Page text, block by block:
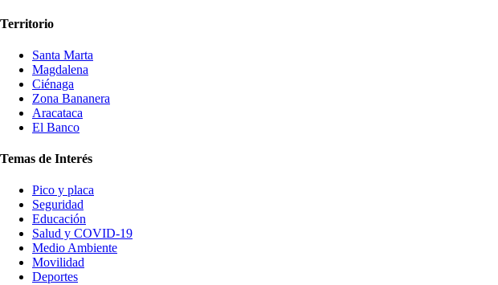
Territorio
Santa Marta
Magdalena
Ciénaga
Zona Bananera
Aracataca
El Banco
Temas de Interés
Pico y placa
Seguridad
Educación
Salud y COVID-19
Medio Ambiente
Movilidad
Deportes